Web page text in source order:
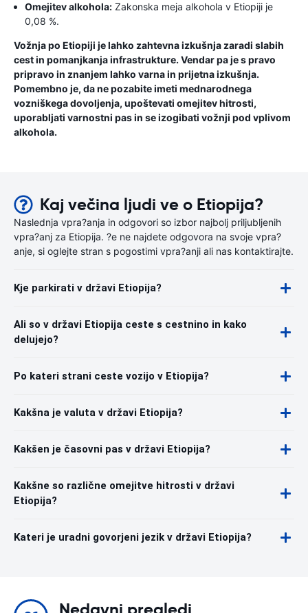
Omejitev alkohola: Zakonska meja alkohola v Etiopiji je
0,08 %.
Vožnja po Etiopiji je lahko zahtevna izkušnja zaradi slabih
cest in pomanjkanja infrastrukture. Vendar pa je s pravo
pripravo in znanjem lahko varna in prijetna izkušnja.
Pomembno je, da ne pozabite imeti mednarodnega
vozniškega dovoljenja, upoštevati omejitev hitrosti,
uporabljati varnostni pas in se izogibati vožnji pod vplivom
alkohola.
Kaj večina ljudi ve o Etiopija?
Naslednja vpra?anja in odgovori so izbor najbolj priljubljenih
vpra?anj za Etiopija. ?e ne najdete odgovora na svoje vpra?
anje, si oglejte stran s pogostimi vpra?anji ali nas kontaktirajte.
Kje parkirati v državi Etiopija?
Ali so v državi Etiopija ceste s cestnino in kako
delujejo?
Po kateri strani ceste vozijo v Etiopija?
Kakšna je valuta v državi Etiopija?
Kakšen je časovni pas v državi Etiopija?
Kakšne so različne omejitve hitrosti v državi
Etiopija?
Kateri je uradni govorjeni jezik v državi Etiopija?